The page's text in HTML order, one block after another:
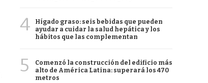
4
Hígado graso: seis bebidas que pueden
ayudar a cuidar la salud hepática y los
hábitos que las complementan
5
Comenzó la construcción del edificio más
alto de América Latina: superará los 470
metros